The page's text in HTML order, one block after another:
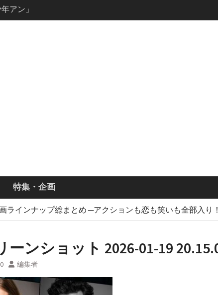
アン」
スト・
ン3最新
恋をし
らすじ
特集・企画
ラインナップ総まとめ ─アクションも恋も笑いも全部入り
ーンショット 2026-01-19
編集者